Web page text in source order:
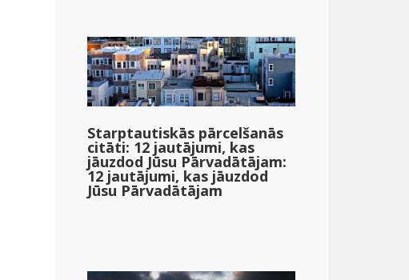
Starptautiskās pārcelšanās
citāti: 12 jautājumi, kas
jāuzdod Jūsu Pārvadātājam:
12 jautājumi, kas jāuzdod
Jūsu Pārvadātājam